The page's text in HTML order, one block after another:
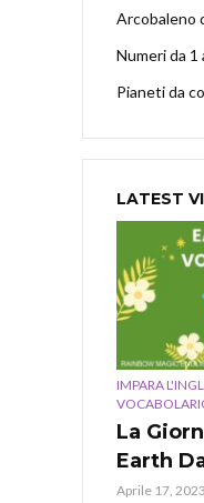
Arcobaleno
Numeri da 1
Pianeti da
LATEST
IMPARA
La
Earth
Aprile 17, 2023